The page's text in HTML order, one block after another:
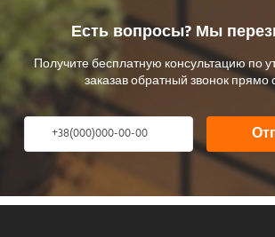
Есть вопросы? Мы
Получите бесплатную консультацию по
заказав обратный звонок прямо